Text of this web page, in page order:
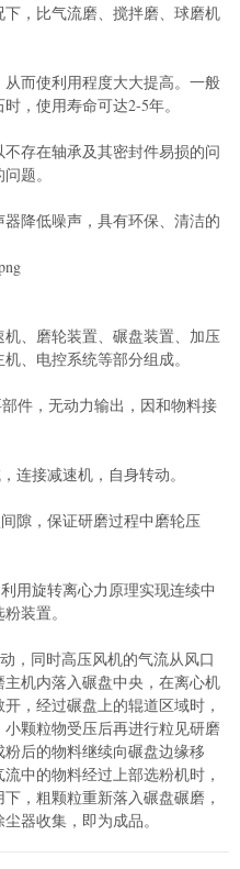
，比气流磨、搅拌磨、球磨机
而使利用程度大大提高。一般
，使用寿命可达2-5年。
存在轴承及其密封件易损的问
题。
降低噪声，具有环保、清洁的
、磨轮装置、碾盘装置、加压
、电控系统等部分组成。
，无动力输出，因和物料接
接减速机，自身转动。
，保证研磨过程中磨轮压
旋转离心力原理实现连续中
装置。
同时高压风机的气流从风口
机内落入碾盘中央，在离心机
，经过碾盘上的辊道区域时，
颗粒物受压后再进行粒见研磨
后的物料继续向碾盘边缘移
中的物料经过上部选粉机时，
，粗颗粒重新落入碾盘碾磨，
器收集，即为成品。